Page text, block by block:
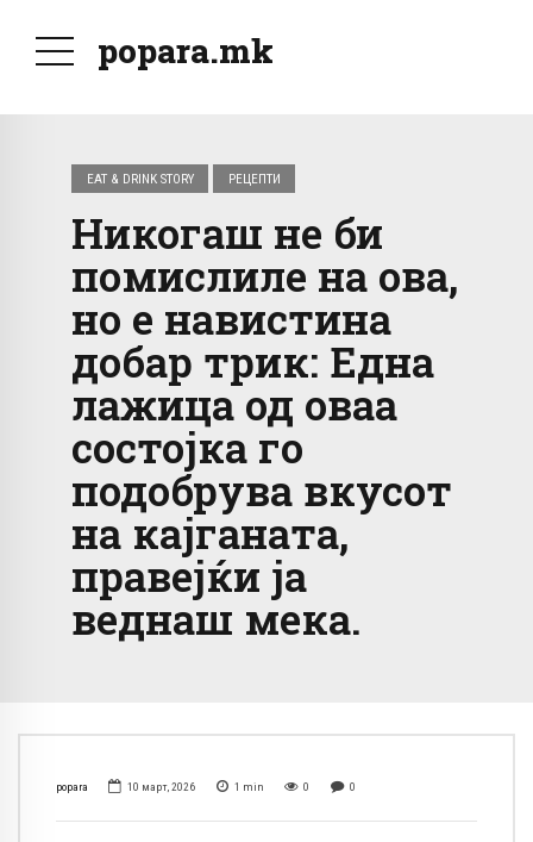
popara.mk
EAT & DRINK STORY РЕЦЕПТИ
Никогаш не би
помислиле на ова,
но е навистина
добар трик: Една
лажица од оваа
состојка го
подобрува вкусот
на кајганата,
правејќи ја
веднаш мека.
popara 10 март, 2026 1 min 0 0